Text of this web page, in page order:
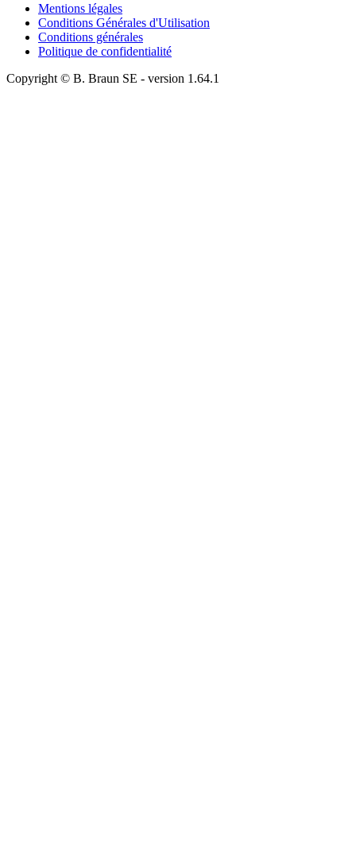
Mentions légales
Conditions Générales d'Utilisation
Conditions générales
Politique de confidentialité
Copyright © B. Braun SE - version 1.64.1